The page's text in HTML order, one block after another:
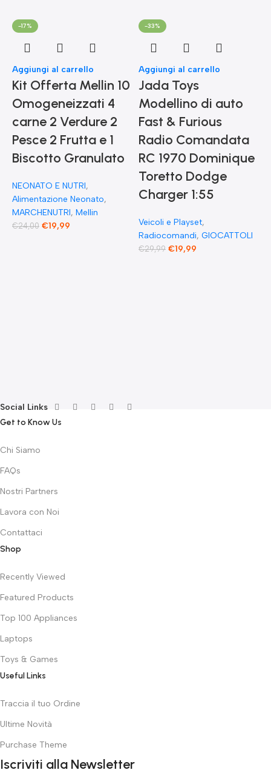
-17%
Aggiungi al carrello
Kit Offerta Mellin 10
Omogeneizzati 4
carne 2 Verdure 2
Pesce 2 Frutta e 1
Biscotto Granulato
NEONATO E NUTRI,
Alimentazione Neonato,
MARCHENUTRI, Mellin
€24,00 €19,99
-33%
Aggiungi al carrello
Jada Toys
Modellino di auto
Fast & Furious
Radio Comandata
RC 1970 Dominique
Toretto Dodge
Charger 1:55
Veicoli e Playset,
Radiocomandi, GIOCATTOLI
€29,99 €19,99
Social Links
Get to Know Us
Chi Siamo
FAQs
Nostri Partners
Lavora con Noi
Contattaci
Shop
Recently Viewed
Featured Products
Top 100 Appliances
Laptops
Toys & Games
Useful Links
Traccia il tuo Ordine
Ultime Novità
Purchase Theme
Iscriviti alla Newsletter